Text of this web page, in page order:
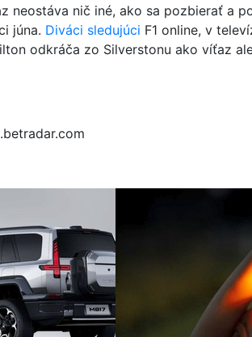
neostáva nič iné, ako sa pozbierať a
júna. Diváci sledujúci F1 online, v
odkráča zo Silverstonu ako víťaz